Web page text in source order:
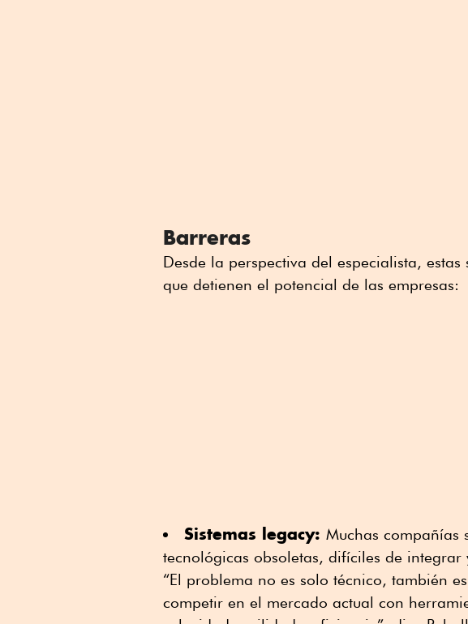
Barreras
Desde la perspectiva del especialista,
que detienen el potencial de las empresas:
Sistemas legacy: Muchas compañías
tecnológicas obsoletas, difíciles de integrar
“El problema no es solo técnico, también
competir en el mercado actual con